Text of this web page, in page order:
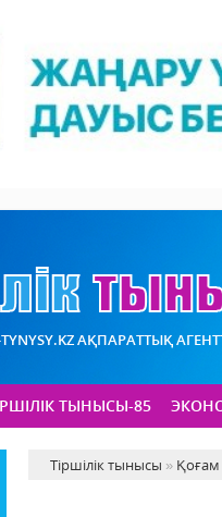
TYNYSY.KZ АҚПАРАТТЫҚ
ТЫНЫСЫ-85
Тіршілік тынысы » Қоғам